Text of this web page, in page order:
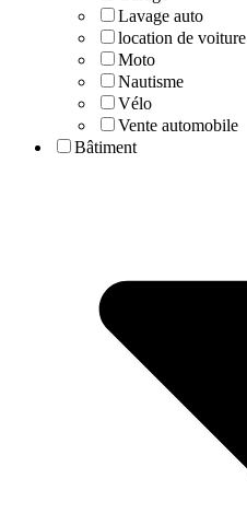
Lavage auto
location de voiture
Moto
Nautisme
Vélo
Vente automobile
Bâtiment